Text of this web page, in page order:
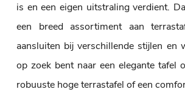
is en een eigen uitstraling verdient.
een breed assortiment aan
aansluiten bij verschillende stijlen en
op zoek bent naar een elegante tafel
robuuste hoge terrastafel of een